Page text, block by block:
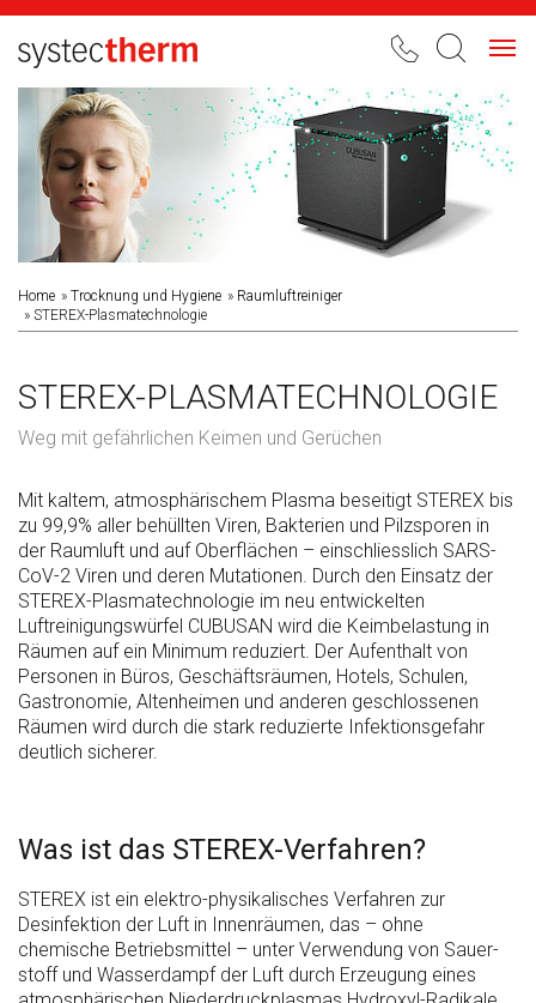
Home Trocknung und Hygiene
Raumluftreiniger
STEREX-Plasmatechnologie
STEREX-PLASMATECHNOLOGIE
Weg mit gefährlichen Keimen und Gerüchen
Mit kaltem, atmosphärischem Plasma beseitigt STEREX bis
zu 99,9% aller behüllten Viren, Bakterien und Pilzsporen in
der Raumluft und auf Oberflächen – einschliesslich SARS-
CoV-2 Viren und deren Mutationen. Durch den Einsatz der
STEREX-Plasmatechnologie im neu entwickelten
Luftreinigungswürfel CUBUSAN wird die Keimbelastung in
Räumen auf ein Minimum reduziert. Der Aufenthalt von
Personen in Büros, Geschäftsräumen, Hotels, Schulen,
Gastronomie, Altenheimen und anderen geschlossenen
Räumen wird durch die stark reduzierte Infektionsgefahr
deutlich sicherer.
Was ist das STEREX-Verfahren?
STEREX ist ein elektro-physikalisches Verfahren zur
Desinfektion der Luft in Innen­räumen, das – ohne
chemische Betriebs­mittel – unter Verwendung von Sauer­
stoff und Wasser­dampf der Luft durch Erzeugung eines